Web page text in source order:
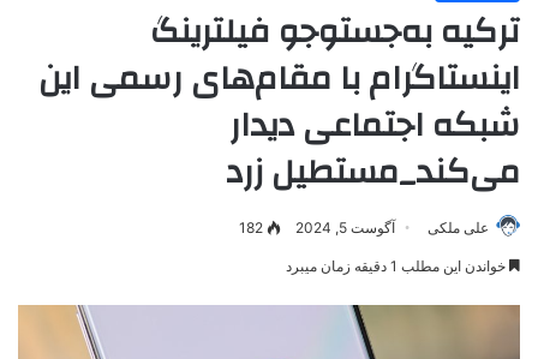
ترکیه به‌جستوجو فیلترینگ
اینستاگرام با مقام‌های رسمی این
شبکه اجتماعی دیدار
می‌کند_مستطیل زرد
علی ملکی آگوست 5, 2024 182
خواندن این مطلب 1 دقیقه زمان میبرد